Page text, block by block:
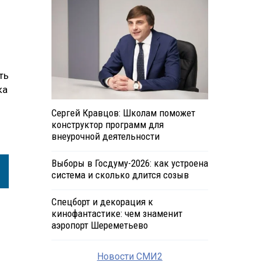
Сергей Кравцов: Школам поможет
конструктор программ для
внеурочной деятельности
Выборы в Госдуму-2026: как устроена
система и сколько длится созыв
Спецборт и декорация к
кинофантастике: чем знаменит
аэропорт Шереметьево
Новости СМИ2